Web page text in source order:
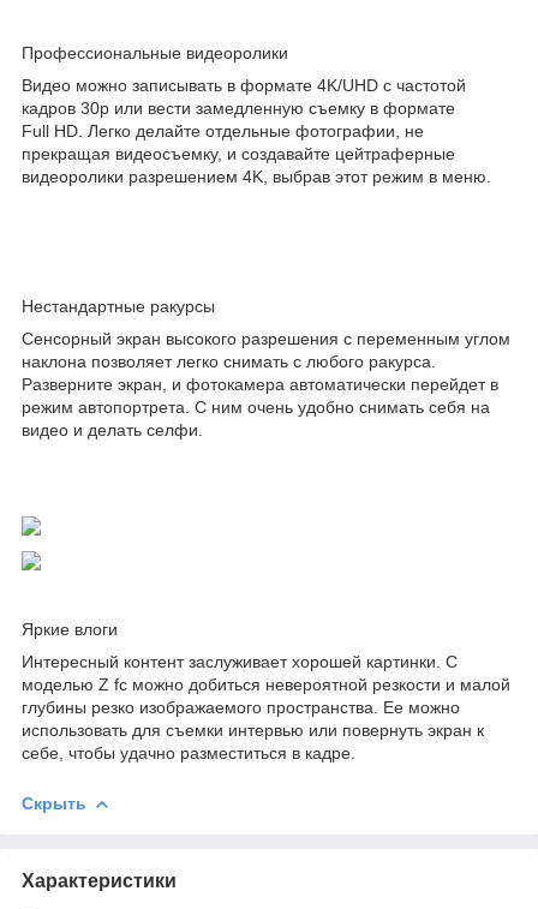
Профессиональные видеоролики
Видео можно записывать в формате 4K/UHD с частотой
кадров 30p или вести замедленную съемку в формате
Full HD. Легко делайте отдельные фотографии, не
прекращая видеосъемку, и создавайте цейтраферные
видеоролики разрешением 4K, выбрав этот режим в меню.
Нестандартные ракурсы
Сенсорный экран высокого разрешения с переменным углом
наклона позволяет легко снимать с любого ракурса.
Разверните экран, и фотокамера автоматически перейдет в
режим автопортрета. С ним очень удобно снимать себя на
видео и делать селфи.
Яркие влоги
Интересный контент заслуживает хорошей картинки. С
моделью Z fc можно добиться невероятной резкости и малой
глубины резко изображаемого пространства. Ее можно
использовать для съемки интервью или повернуть экран к
себе, чтобы удачно разместиться в кадре.
Скрыть
Характеристики